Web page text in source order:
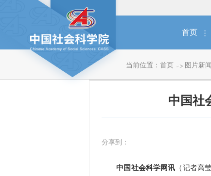
首页
当前位置： 首页 图片新闻
中国社
分享到：
中国社会科学网讯 （记者高